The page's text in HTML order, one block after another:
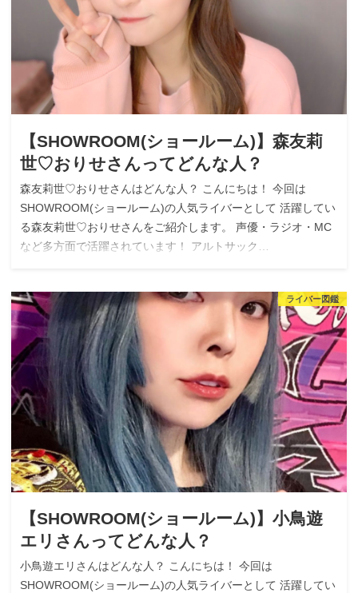
【SHOWROOM(ショールーム)】森友莉
世♡おりせさんってどんな人？
森友莉世♡おりせさんはどんな人？ こんにちは！ 今回は
SHOWROOM(ショールーム)の人気ライバーとして 活躍してい
る森友莉世♡おりせさんをご紹介します。 声優・ラジオ・MC
など多方面で活躍されています！ アルトサック…
ライバー図鑑
【SHOWROOM(ショールーム)】小鳥遊
エリさんってどんな人？
小鳥遊エリさんはどんな人？ こんにちは！ 今回は
SHOWROOM(ショールーム)の人気ライバーとして 活躍してい